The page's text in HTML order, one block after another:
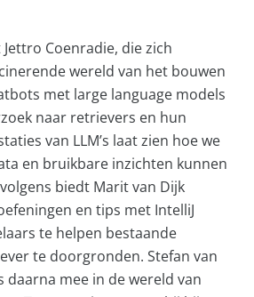
Coenradie, die zich
wereld van het bouwen
met large language models
naar retrievers en hun
van LLM’s laat zien hoe we
en bruikbare inzichten kunnen
biedt Marit van Dijk
en tips met IntelliJ
te helpen bestaande
te doorgronden. Stefan van
daarna mee in de wereld van